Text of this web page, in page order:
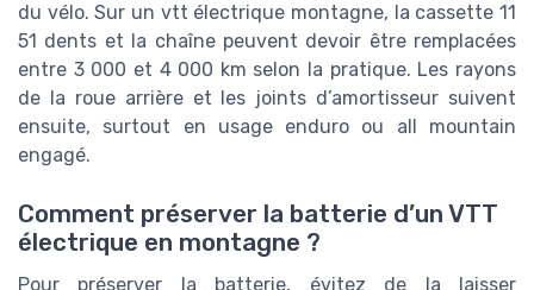
du vélo. Sur un vtt électrique montagne, la cassette 11
51 dents et la chaîne peuvent devoir être remplacées
entre 3 000 et 4 000 km selon la pratique. Les rayons
de la roue arrière et les joints d’amortisseur suivent
ensuite, surtout en usage enduro ou all mountain
engagé.
Comment préserver la batterie d’un VTT
électrique en montagne ?
Pour préserver la batterie, évitez de la laisser